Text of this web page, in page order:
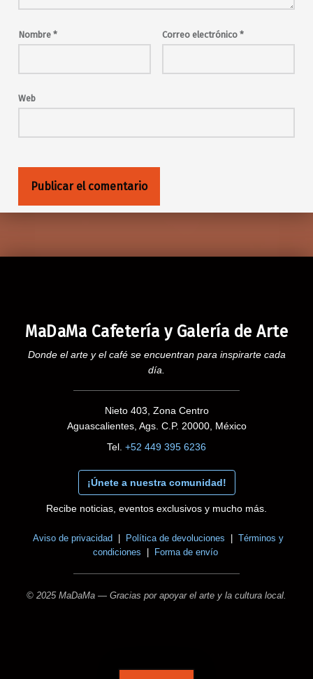
Nombre * Correo electrónico *
Web
MaDaMa Cafetería y Galería de Arte
Donde el arte y el café se encuentran para inspirarte cada
día.
Nieto 403, Zona Centro
Aguascalientes, Ags. C.P. 20000, México
Tel. +52 449 395 6236
¡Únete a nuestra comunidad!
Recibe noticias, eventos exclusivos y mucho más.
Aviso de privacidad Política de devoluciones
Términos y
condiciones
Forma de envío
© 2025 MaDaMa — Gracias por apoyar el arte y la cultura local.